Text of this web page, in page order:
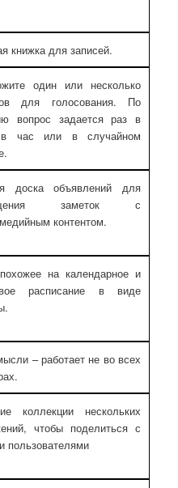
книжка для записей.
один или несколько
для голосования. По
вопрос задается раз в
час или в случайном
доска объявлений для
заметок с
контентом.
на календарное и
расписание в виде
– работает не во всех
коллекции нескольких
чтобы поделиться с
пользователями